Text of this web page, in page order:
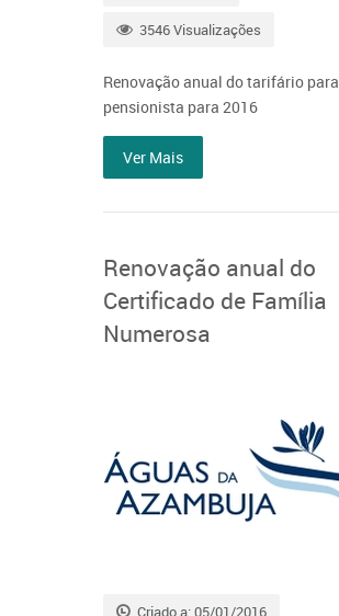
3546 Visualizações
Renovação anual do tarifário para
pensionista para 2016
Ver Mais
Renovação anual do
Certificado de Família
Numerosa
Criado a: 05/01/2016